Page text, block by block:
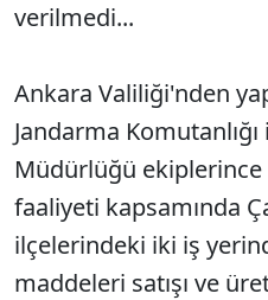
verilmedi...
Ankara Valiliği'nden
Jandarma
Müdürlüğü ekiplerince
faaliyeti kapsamında
ilçelerindeki iki iş
maddeleri satışı ve